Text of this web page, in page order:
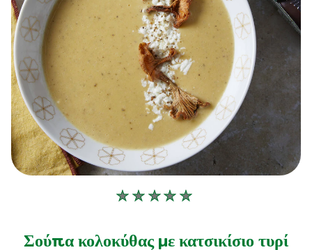
Δεν
αξιολογήσεις
Σούπα κολοκύθας με κατσικίσιο τυρί